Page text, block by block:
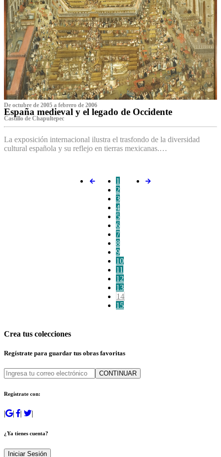
De octubre de 2005 a febrero de 2006
España medieval y el legado de Occidente
Castillo de Chapultepec
La exposición internacional ilustra el trasfondo de la diversidad
cultural española y su reflejo en tierras mexicanas.…
1
2
3
4
5
6
7
8
9
10
11
12
13
14
15
Crea tus colecciones
Regístrate para guardar tus obras favoritas
CONTINUAR
Regístrate con:
| | | |
¿Ya tienes cuenta?
Iniciar Sesión